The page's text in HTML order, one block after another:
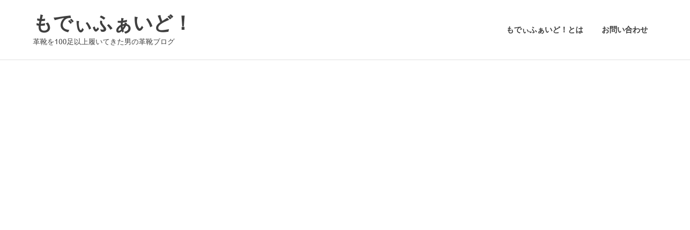
もでぃふぁいど！
革靴を100足以上履いてきた男の革靴ブログ
もでぃふぁいど！とは お問い合わせ